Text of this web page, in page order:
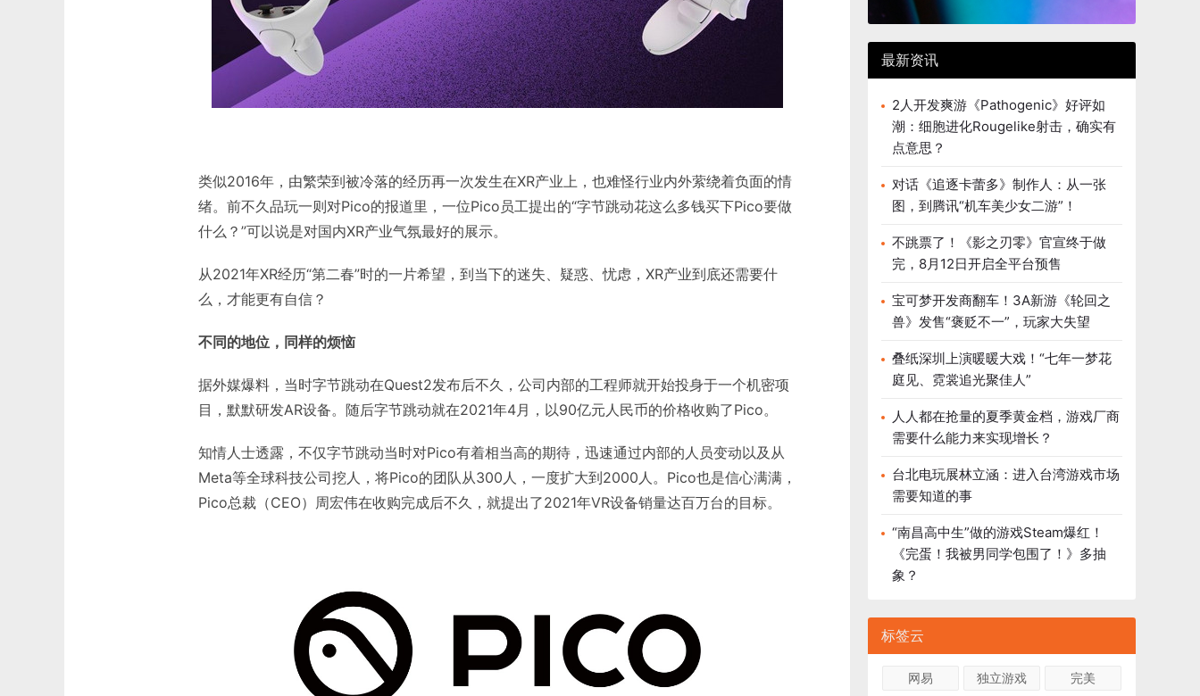
类似2016年，由繁荣到被冷落的经历再一次发生在XR产业上，也难怪行业内外萦绕着负面的情
绪。前不久品玩一则对Pico的报道里，一位Pico员工提出的“字节跳动花这么多钱买下Pico要做
什么？”可以说是对国内XR产业气氛最好的展示。
从2021年XR经历“第二春”时的一片希望，到当下的迷失、疑惑、忧虑，XR产业到底还需要什
么，才能更有自信？
不同的地位，同样的烦恼
据外媒爆料，当时字节跳动在Quest2发布后不久，公司内部的工程师就开始投身于一个机密项
目，默默研发AR设备。随后字节跳动就在2021年4月，以90亿元人民币的价格收购了Pico。
知情人士透露，不仅字节跳动当时对Pico有着相当高的期待，迅速通过内部的人员变动以及从
Meta等全球科技公司挖人，将Pico的团队从300人，一度扩大到2000人。Pico也是信心满满，
Pico总裁（CEO）周宏伟在收购完成后不久，就提出了2021年VR设备销量达百万台的目标。
最新资讯
2人开发爽游《Pathogenic》好评如
潮：细胞进化Rougelike射击，确实有
点意思？
对话《追逐卡蕾多》制作人：从一张
图，到腾讯“机车美少女二游”！
不跳票了！《影之刃零》官宣终于做
完，8月12日开启全平台预售
宝可梦开发商翻车！3A新游《轮回之
兽》发售“褒贬不一”，玩家大失望
叠纸深圳上演暖暖大戏！“七年一梦花
庭见、霓裳追光聚佳人”
人人都在抢量的夏季黄金档，游戏厂商
需要什么能力来实现增长？
台北电玩展林立涵：进入台湾游戏市场
需要知道的事
“南昌高中生”做的游戏Steam爆红！
《完蛋！我被男同学包围了！》多抽
象？
标签云
网易 独立游戏
完美